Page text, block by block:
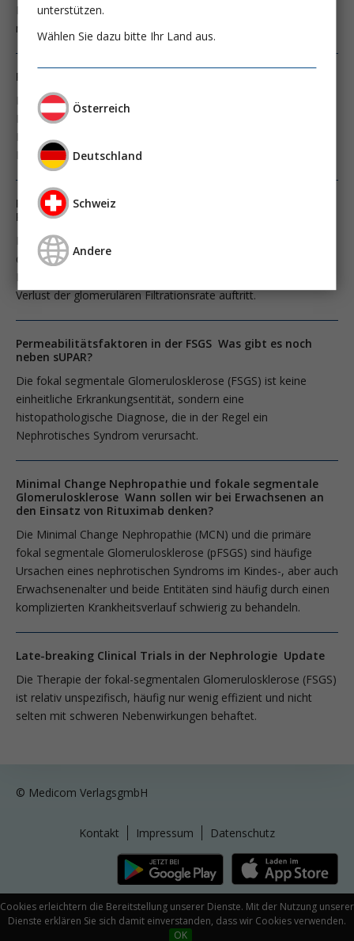
Cookies erleichtern die Bereitstellung unserer Dienste. Mit der Nutzung unserer
Dienste erklären Sie sich damit einverstanden, dass wir Cookies verwenden.
OK
B. proximalen Tubuluszellen in der Niere als nicht besonders
metabolisch aktiv.
Progression bei FSGS: Wie kann ich das beeinflussen?
Die fokal segmentale Glomeruloskle­rose (FSGS) ist eine der
Hauptursachen eines nephrotischen Syndroms im
Erwachsenenalter und der häufigste Grund für ein terminales
Nierenversagen durch eine glomeruläre
Regression der Glomerulosklerose: Hoffnung oder
Realität?
Eine Reihe von Studien aus der Vergangenheit hat
dokumentiert, dass bei der großen Mehrheit progredienter
Nierenerkrankungen ein scheinbar unaufhaltbarer, linearer
Verlust der glomerulären Filtrationsrate auftritt.
Permeabilitätsfaktoren in der FSGS Was gibt es noch
neben sUPAR?
Die fokal segmentale Glomerulosklerose (FSGS) ist keine
einheitliche Erkrankungsentität, sondern eine
histopathologische Diagnose, die in der Regel ein
Nephrotisches Syndrom verursacht.
Minimal Change Nephropathie und fokale segmentale
Glomerulosklerose Wann sollen wir bei Erwachsenen an
den Einsatz von Rituximab denken?
Die Minimal Change Nephropathie (MCN) und die primäre
fokal segmentale Glomerulosklerose (pFSGS) sind häufige
Ursachen eines nephrotischen Syndroms im Kindes-, aber auch
Erwachsenenalter und beide Entitäten sind häufig durch einen
komplizierten Krankheitsverlauf schwierig zu behandeln.
Late-breaking Clinical Trials in der Nephrologie Update
Die Therapie der fokal-segmentalen Glomerulosklerose (FSGS)
ist relativ unspezifisch, häufig nur wenig effizient und nicht
selten mit schweren Nebenwirkungen behaftet.
© Medicom VerlagsgmbH
Kontakt Impressum Datenschutz
unterstützen.
Wählen Sie dazu bitte Ihr Land aus.
Österreich
Deutschland
Schweiz
Andere